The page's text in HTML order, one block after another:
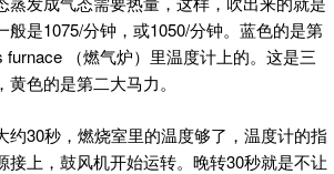
般是1075/分钟，或1050/分钟。蓝色的是第
（燃气炉）里温度计上的。这是三
色的是第二大马力。
约30秒，燃烧室里的温度够了，温度计的指
接上，鼓风机开始运转。晚转30秒就是不让